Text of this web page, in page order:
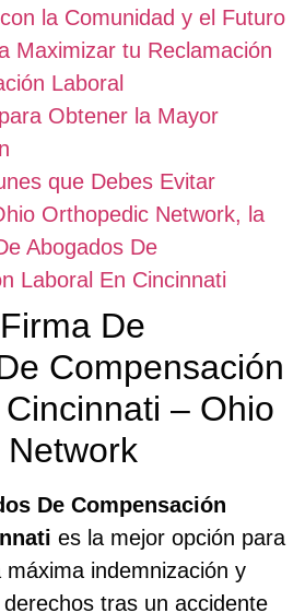
la Comunidad y el Futuro
Maximizar tu Reclamación
Laboral
Obtener la Mayor
que Debes Evitar
Orthopedic Network, la
Abogados De
Laboral En Cincinnati
De
Compensación
– Ohio
De Compensación
es la mejor opción para
indemnización y
tras un accidente